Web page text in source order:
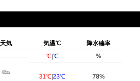
天気 気温℃ 降水確率
℃ |℃ %
31℃ |23℃ 78%